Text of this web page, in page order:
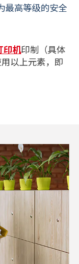
最高等级的安全
印机印制（具体
以上元素，即